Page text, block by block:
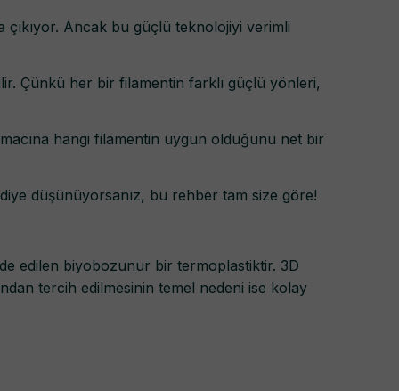
çıkıyor. Ancak bu güçlü teknolojiyi verimli
Çünkü her bir filamentin farklı güçlü yönleri,
hangi filamentin uygun olduğunu net bir
düşünüyorsanız, bu rehber tam size göre!
edilen biyobozunur bir termoplastiktir. 3D
tercih edilmesinin temel nedeni ise kolay